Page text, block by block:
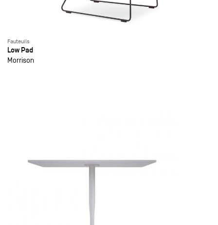
Fauteuils
Low Pad
Morrison